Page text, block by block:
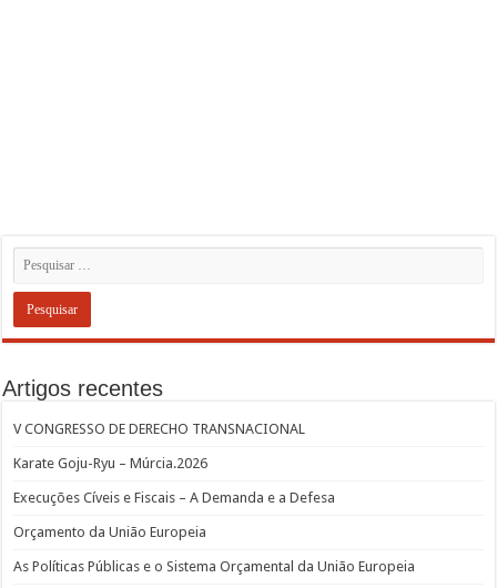
Artigos recentes
V CONGRESSO DE DERECHO TRANSNACIONAL
Karate Goju-Ryu – Múrcia.2026
Execuções Cíveis e Fiscais – A Demanda e a Defesa
Orçamento da União Europeia
As Políticas Públicas e o Sistema Orçamental da União Europeia